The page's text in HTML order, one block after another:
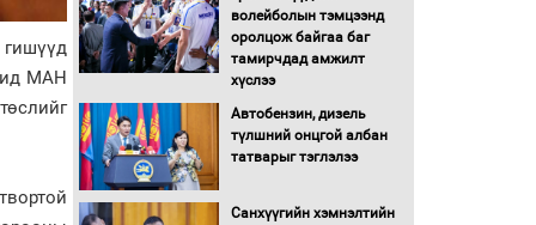
гишүүд
МАН
волейболын тэмцээнд
оролцож байгаа баг
тамирчдад амжилт
хүслээ
Автобензин, дизель
түлшний онцгой албан
татварыг тэглэлээ
Санхүүгийн хэмнэлтийн